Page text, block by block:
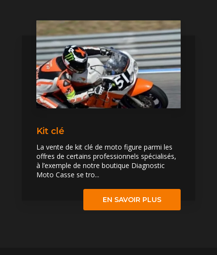
Kit clé
La vente de kit clé de moto figure parmi les
offres de certains professionnels spécialisés,
à l’exemple de notre boutique Diagnostic
Moto Casse se tro...
EN SAVOIR PLUS